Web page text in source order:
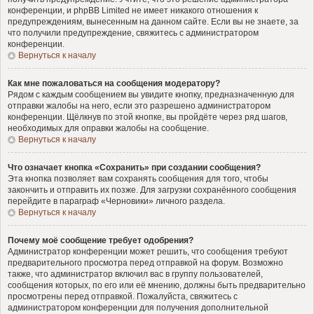
конференции, и phpBB Limited не имеет никакого отношения к
предупреждениям, вынесенным на данном сайте. Если вы не знаете, за
что получили предупреждение, свяжитесь с администратором
конференции.
Вернуться к началу
Как мне пожаловаться на сообщения модератору?
Рядом с каждым сообщением вы увидите кнопку, предназначенную для
отправки жалобы на него, если это разрешено администратором
конференции. Щёлкнув по этой кнопке, вы пройдёте через ряд шагов,
необходимых для оправки жалобы на сообщение.
Вернуться к началу
Что означает кнопка «Сохранить» при создании сообщения?
Эта кнопка позволяет вам сохранять сообщения для того, чтобы
закончить и отправить их позже. Для загрузки сохранённого сообщения
перейдите в параграф «Черновики» личного раздела.
Вернуться к началу
Почему моё сообщение требует одобрения?
Администратор конференции может решить, что сообщения требуют
предварительного просмотра перед отправкой на форум. Возможно
также, что администратор включил вас в группу пользователей,
сообщения которых, по его или её мнению, должны быть предварительно
просмотрены перед отправкой. Пожалуйста, свяжитесь с
администратором конференции для получения дополнительной